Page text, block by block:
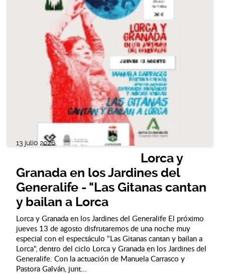
13 julio 2026
Lorca y
Granada en los Jardines del
Generalife - "Las Gitanas cantan
y bailan a Lorca
Lorca y Granada en los Jardines del Generalife El próximo
jueves 13 de agosto disfrutaremos de una noche muy
especial con el espectáculo "Las Gitanas cantan y bailan a
Lorca", dentro del ciclo Lorca y Granada en los Jardines del
Generalife. Con la actuación de Manuela Carrasco y
Pastora Galván, junt...